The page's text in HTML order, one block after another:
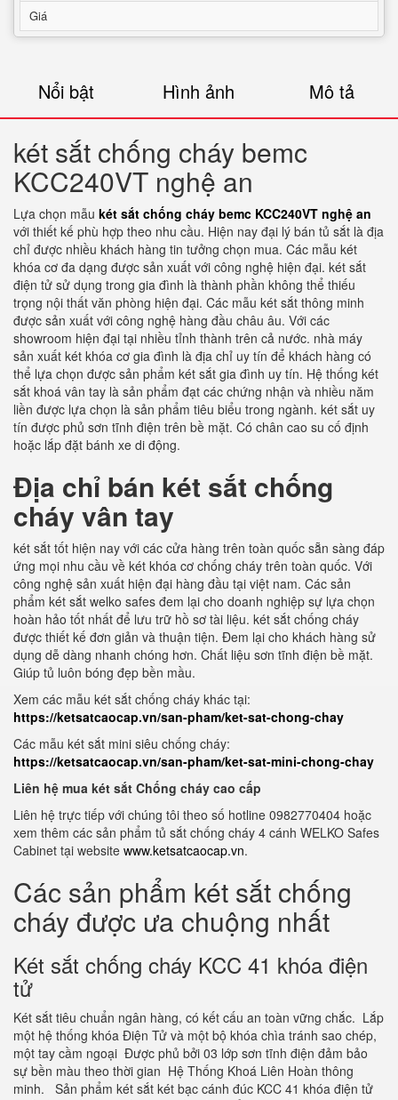
Giá
Nổi bật Hình ảnh Mô tả
két sắt chống cháy bemc
KCC240VT nghệ an
Lựa chọn mẫu két sắt chống cháy bemc KCC240VT nghệ an
với thiết kế phù hợp theo nhu cầu. Hiện nay đại lý bán tủ sắt là địa
chỉ được nhiều khách hàng tin tưởng chọn mua. Các mẫu két
khóa cơ đa dạng được sản xuất với công nghệ hiện đại. két sắt
điện tử sử dụng trong gia đình là thành phần không thể thiếu
trọng nội thất văn phòng hiện đại. Các mẫu két sắt thông minh
được sản xuất với công nghệ hàng đầu châu âu. Với các
showroom hiện đại tại nhiều tỉnh thành trên cả nước. nhà máy
sản xuất két khóa cơ gia đình là địa chỉ uy tín để khách hàng có
thể lựa chọn được sản phẩm két sắt gia đình uy tín. Hệ thống két
sắt khoá vân tay là sản phẩm đạt các chứng nhận và nhiều năm
liền được lựa chọn là sản phẩm tiêu biểu trong ngành. két sắt uy
tín được phủ sơn tĩnh điện trên bề mặt. Có chân cao su cố định
hoặc lắp đặt bánh xe di động.
Địa chỉ bán két sắt chống
cháy vân tay
két sắt tốt hiện nay với các cửa hàng trên toàn quốc sẵn sàng đáp
ứng mọi nhu cầu về két khóa cơ chống cháy trên toàn quốc. Với
công nghệ sản xuất hiện đại hàng đầu tại việt nam. Các sản
phẩm két sắt welko safes đem lại cho doanh nghiệp sự lựa chọn
hoàn hảo tốt nhất để lưu trữ hồ sơ tài liệu. két sắt chống cháy
được thiết kế đơn giản và thuận tiện. Đem lại cho khách hàng sử
dụng dễ dàng nhanh chóng hơn. Chất liệu sơn tĩnh điện bề mặt.
Giúp tủ luôn bóng đẹp bền mầu.
Xem các mẫu két sắt chống cháy khác tại:
https://ketsatcaocap.vn/san-pham/ket-sat-chong-chay
Các mẫu két sắt mini siêu chống cháy:
https://ketsatcaocap.vn/san-pham/ket-sat-mini-chong-chay
Liên hệ mua két sắt Chống cháy cao cấp
Liên hệ trực tiếp với chúng tôi theo số hotline 0982770404 hoặc
xem thêm các sản phẩm tủ sắt chống cháy 4 cánh WELKO Safes
Cabinet tại website www.ketsatcaocap.vn.
Các sản phẩm két sắt chống
cháy được ưa chuộng nhất
Két sắt chống cháy KCC 41 khóa điện
tử
Két sắt tiêu chuẩn ngân hàng, có kết cấu an toàn vững chắc. Lắp
một hệ thống khóa Điện Tử và một bộ khóa chìa tránh sao chép,
một tay cầm ngoại Được phủ bởi 03 lớp sơn tĩnh điện đảm bảo
sự bền màu theo thời gian Hệ Thống Khoá Liên Hoàn thông
minh. Sản phẩm két sắt két bạc cánh đúc KCC 41 khóa điện tử